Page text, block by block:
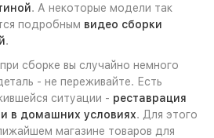
. А некоторые модели так
подробным видео сборки
.
сборке вы случайно немного
- не переживайте. Есть
ситуации - реставрация
в домашних условиях. Для этого
магазине товаров для